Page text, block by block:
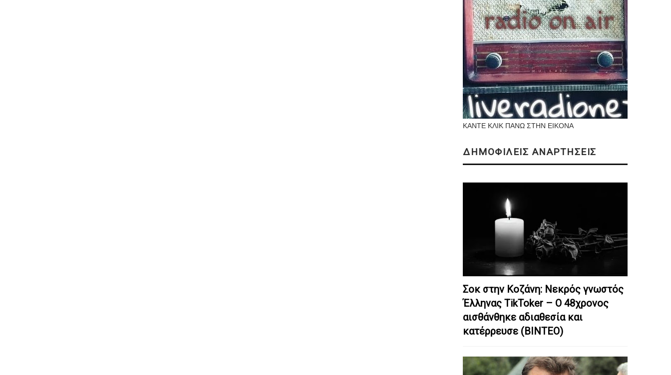
ΚΑΝΤΕ ΚΛΙΚ ΠΑΝΩ ΣΤΗΝ ΕΙΚΟΝΑ
ΔΗΜΟΦΙΛΕΙΣ ΑΝΑΡΤΗΣΕΙΣ
Σοκ στην Κοζάνη: Nεκρός γνωστός
Έλληνας TikToker – Ο 48χρονος
αισθάνθηκε αδιαθεσία και
κατέρρευσε (ΒΙΝΤΕΟ)